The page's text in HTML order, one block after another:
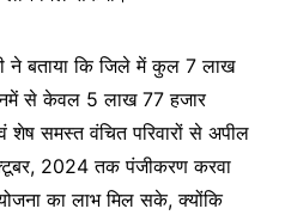
ने बताया कि जिले में कुल 7 लाख
से केवल 5 लाख 77 हजार
शेष समस्त वंचित परिवारों से अपील
2024 तक पंजीकरण करवा
का लाभ मिल सके, क्योंकि